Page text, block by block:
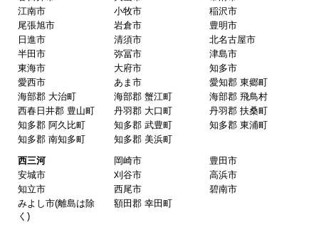
ショップからの連絡や対応は適切でしたか？
予定の期日までに商品が届きましたか？
商品の梱包は必要十分なものでしたか？
はい
【注文商品】換気扇・レンジフー
江南市
小牧市
稲沢市
尾張旭市
岩倉市
豊明市
日進市
清須市
北名古屋市
半田市
弥冨市
津島市
東海市
大府市
知多市
愛西市
あま市
愛知郡 東郷町
海部郡 大治町
海部郡 蟹江町
海部郡 飛鳥村
西春日井郡 豊山町
丹羽郡 大口町
丹羽郡 扶桑町
知多郡 阿久比町
知多郡 武豊町
知多郡 東浦町
知多郡 南知多町
知多郡 美浜町
西三河
岡崎市
豊田市
安城市
刈谷市
高浜市
知立市
西尾市
碧南市
みよし市(離島は除
く)
額田郡 幸田町